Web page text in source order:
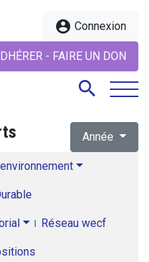
account_circle Connexion
- FAIRE UN DON
search
Année
Réseau wecf